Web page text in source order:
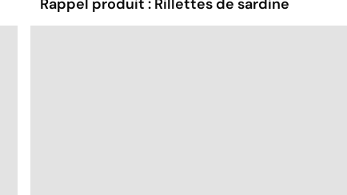
Rappel produit : Rillettes de sardine